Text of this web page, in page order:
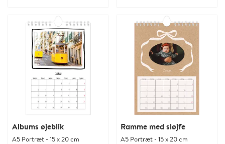
Albums øjeblik
A5 Portræt - 15 x 20 cm
Ramme med sløjfe
A5 Portræt - 15 x 20 cm